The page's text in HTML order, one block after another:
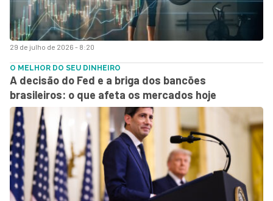
29 de julho de 2026 - 8:20
O MELHOR DO SEU DINHEIRO
A decisão do Fed e a briga dos bancões
brasileiros: o que afeta os mercados hoje